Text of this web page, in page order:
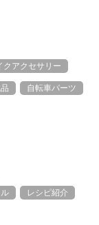
クアクセサリー
自転車パーツ
レシピ紹介